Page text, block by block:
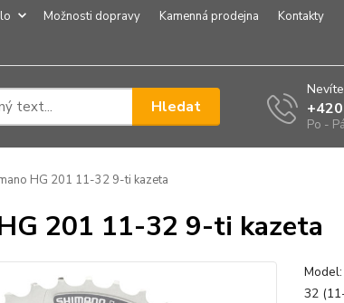
Možnosti dopravy Kamenná prodejna
Kontakty
Hledat
Po -
HG 201 11-32 9-ti kazeta
201 11-32 9-ti kazeta
32